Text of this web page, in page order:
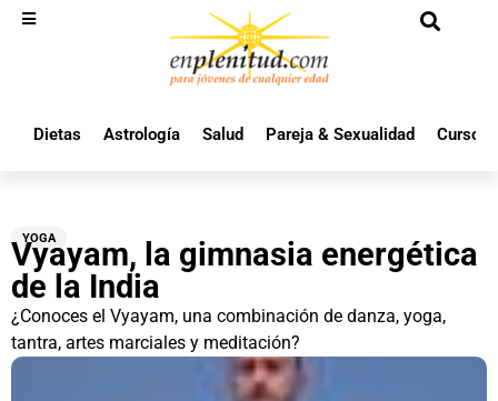
Dietas Astrología Salud Pareja & Sexualidad Cursos
YOGA
Vyayam, la gimnasia energética
de la India
¿Conoces el Vyayam, una combinación de danza, yoga,
tantra, artes marciales y meditación?